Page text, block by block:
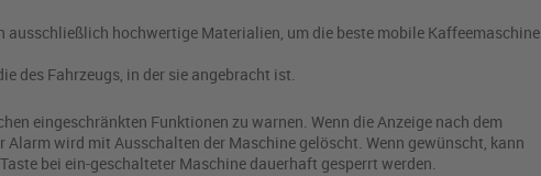
hochwertige Materialien, um die beste mobile Kaffeemaschine
des Fahrzeugs, in der sie angebracht ist.
eingeschränkten Funktionen zu warnen. Wenn die Anzeige nach dem
wird mit Ausschalten der Maschine gelöscht. Wenn gewünscht, kann
bei ein-geschalteter Maschine dauerhaft gesperrt werden.